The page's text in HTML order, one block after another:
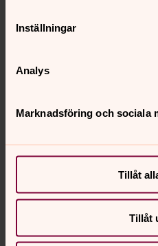
Inställningar
Analys
Marknadsföring och sociala
Tillåt
Tillåt
Foto: Olle Thoors